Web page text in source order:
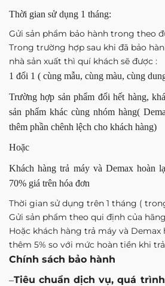
Thời gian sử dụng 1 tháng:
Gửi sản phẩm bảo hành trong theo
Trong trường hợp sau khi đã bảo
nhà sản xuất thì quí khách sẽ được :
1 đổi 1 ( cùng mẫu, cùng màu, cùng
Trường hợp sản phẩm đổi hết hàng,
sản phẩm khác cùng nhóm hàng(
thêm phần chênh lệch cho khách hàng)
Hoặc
Khách hàng trả máy và Demax hoàn
70% giá trên hóa đơn
Thời gian sử dụng trên 1 tháng (
Gửi sản phẩm theo qui định của hãng
Hoặc khách hàng trả máy và
thêm 5% so với mức hoàn tiền khi
Chính sách bảo hành
–Tiêu chuẩn dịch vụ, quá